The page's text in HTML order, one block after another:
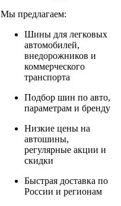
Мы предлагаем:
Шины для легковых
автомобилей,
внедорожников и
коммерческого
транспорта
Подбор шин по авто,
параметрам и бренду
Низкие цены на
автошины,
регулярные акции и
скидки
Быстрая доставка по
России и регионам